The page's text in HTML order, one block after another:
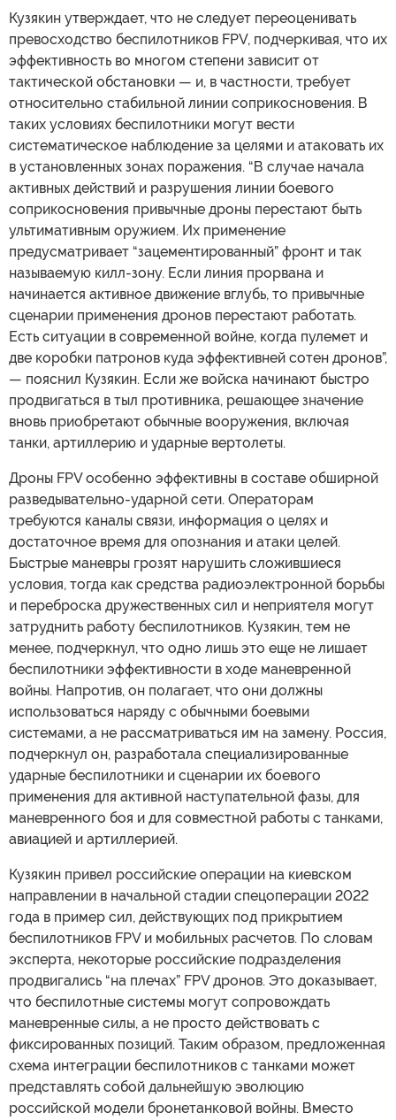
Кузякин утверждает, что не следует переоценивать
превосходство беспилотников FPV, подчеркивая, что их
эффективность во многом степени зависит от
тактической обстановки — и, в частности, требует
относительно стабильной линии соприкосновения. В
таких условиях беспилотники могут вести
систематическое наблюдение за целями и атаковать их
в установленных зонах поражения. “В случае начала
активных действий и разрушения линии боевого
соприкосновения привычные дроны перестают быть
ультимативным оружием. Их применение
предусматривает “зацементированный” фронт и так
называемую килл-зону. Если линия прорвана и
начинается активное движение вглубь, то привычные
сценарии применения дронов перестают работать.
Есть ситуации в современной войне, когда пулемет и
две коробки патронов куда эффективней сотен дронов”,
— пояснил Кузякин. Если же войска начинают быстро
продвигаться в тыл противника, решающее значение
вновь приобретают обычные вооружения, включая
танки, артиллерию и ударные вертолеты.
Дроны FPV особенно эффективны в составе обширной
разведывательно-ударной сети. Операторам
требуются каналы связи, информация о целях и
достаточное время для опознания и атаки целей.
Быстрые маневры грозят нарушить сложившиеся
условия, тогда как средства радиоэлектронной борьбы
и переброска дружественных сил и неприятеля могут
затруднить работу беспилотников. Кузякин, тем не
менее, подчеркнул, что одно лишь это еще не лишает
беспилотники эффективности в ходе маневренной
войны. Напротив, он полагает, что они должны
использоваться наряду с обычными боевыми
системами, а не рассматриваться им на замену. Россия,
подчеркнул он, разработала специализированные
ударные беспилотники и сценарии их боевого
применения для активной наступательной фазы, для
маневренного боя и для совместной работы с танками,
авиацией и артиллерией.
Кузякин привел российские операции на киевском
направлении в начальной стадии спецоперации 2022
года в пример сил, действующих под прикрытием
беспилотников FPV и мобильных расчетов. По словам
эксперта, некоторые российские подразделения
продвигались “на плечах” FPV дронов. Это доказывает,
что беспилотные системы могут сопровождать
маневренные силы, а не просто действовать с
фиксированных позиций. Таким образом, предложенная
схема интеграции беспилотников с танками может
представлять собой дальнейшую эволюцию
российской модели бронетанковой войны. Вместо